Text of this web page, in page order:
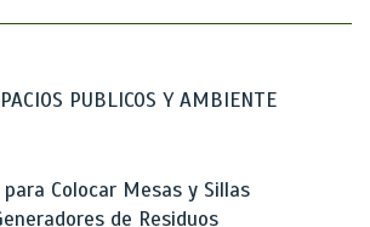
PUBLICOS Y AMBIENTE
Colocar Mesas y Sillas
de Residuos